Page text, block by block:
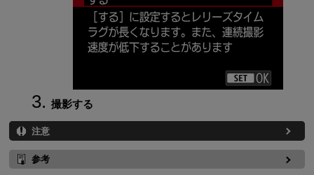
撮影する
注意
参考